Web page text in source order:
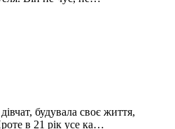
будувала своє життя,
в 21 рік усе ка…